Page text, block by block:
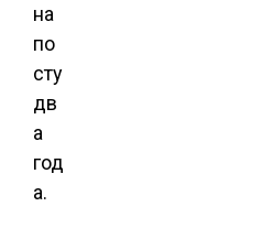
на
по
сту
дв
а
год
а.